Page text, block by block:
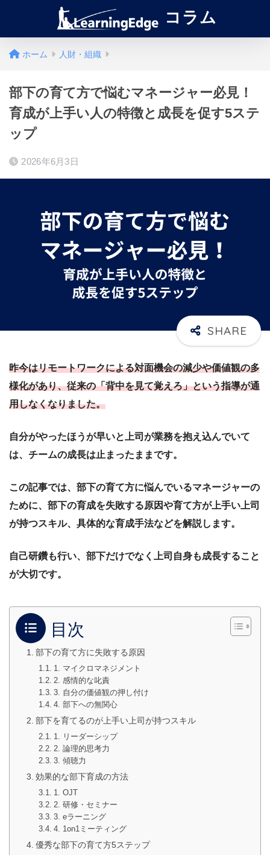
コラム
ホーム 人財・組織
部下の育て方で悩むマネージャー必見！
育成が上手い人の特徴と成長を促す5ステ
ップ
2026年6月3日
昨今はリモートワークによる対面機会の減少や価値観の多
様化があり、従来の「背中を見て覚えろ」という指導が通
用しなくなりました。
自分がやったほうが早いと上司が業務を抱え込んでいて
は、チームの成長は止まったままです。
この記事では、部下の育て方に悩んでいるマネージャーの
ために、部下の育成を失敗する原因や育て方が上手い上司
が持つスキル、具体的な育成手法などを解説します。
自己研鑽も行い、部下だけでなく上司自身も成長すること
が大切です。
目次
部下の育て方に失敗する原因
1. マイクロマネジメント
2. 感情的な叱責
3. 自分の価値観の押し付け
4. 部下への無関心
部下を育てるのが上手い上司が持つスキル
1. リーダーシップ
2. 論理的思考力
3. 傾聴力
効果的な部下育成の方法
1. OJT
2. 研修・セミナー
3. eラーニング
4. 1on1ミーティング
優秀な部下の育て方5ステップ